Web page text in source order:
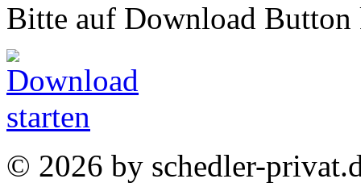
Bitte auf Download
© 2026 by schedler-